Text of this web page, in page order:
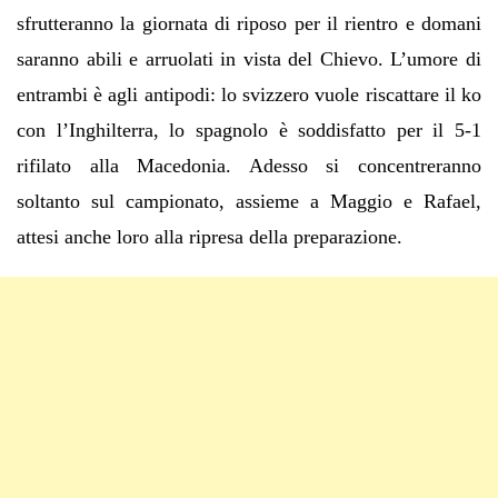
sfrutteranno la giornata di riposo per il rientro e domani
saranno abili e arruolati in vista del Chievo. L’umore di
entrambi è agli antipodi: lo svizzero vuole riscattare il ko
con l’Inghilterra, lo spagnolo è soddisfatto per il 5-1
rifilato alla Macedonia. Adesso si concentreranno
soltanto sul campionato, assieme a Maggio e Rafael,
attesi anche loro alla ripresa della preparazione.